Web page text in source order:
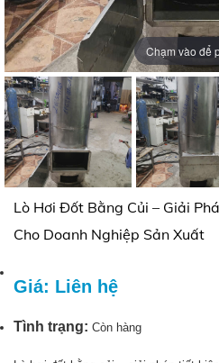
Chạm vào để
Chạm vào để
Chạm vào để
Lò Hơi Đốt Bằng Củi – Giải
Cho Doanh Nghiệp Sản Xuất
Giá: Liên hệ
Tình trạng: Còn hàng